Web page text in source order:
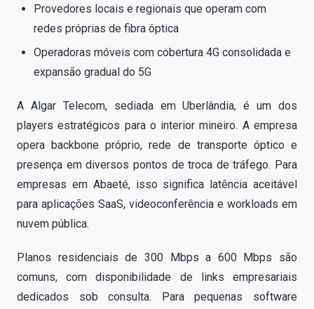
Provedores locais e regionais que operam com
redes próprias de fibra óptica
Operadoras móveis com cobertura 4G consolidada e
expansão gradual do 5G
A Algar Telecom, sediada em Uberlândia, é um dos
players estratégicos para o interior mineiro. A empresa
opera backbone próprio, rede de transporte óptico e
presença em diversos pontos de troca de tráfego. Para
empresas em Abaeté, isso significa latência aceitável
para aplicações SaaS, videoconferência e workloads em
nuvem pública.
Planos residenciais de 300 Mbps a 600 Mbps são
comuns, com disponibilidade de links empresariais
dedicados sob consulta. Para pequenas software